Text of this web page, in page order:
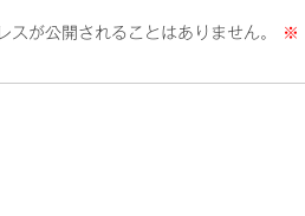
スが公開されることはありません。 ※